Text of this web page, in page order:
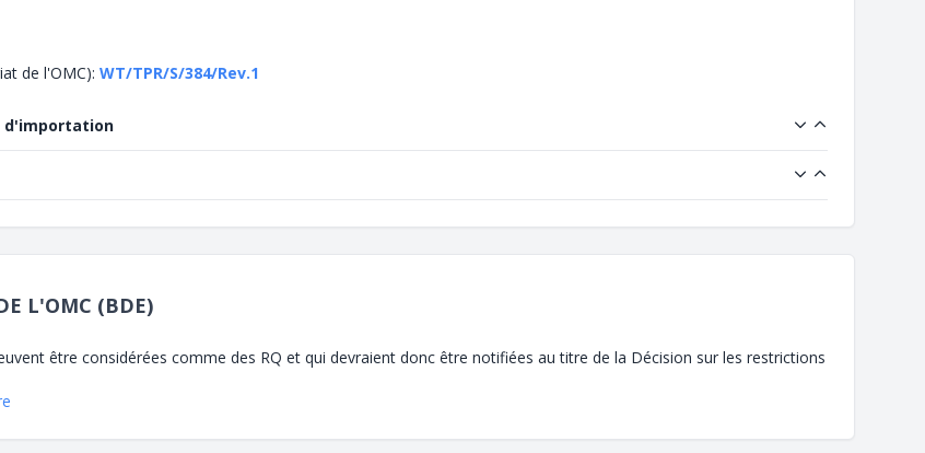
de l'OMC): WT/TPR/S/384/Rev.1
d'importation
L'OMC (BDE)
être considérées comme des RQ et qui devraient donc être notifiées au titre de la Décision sur les restrictions